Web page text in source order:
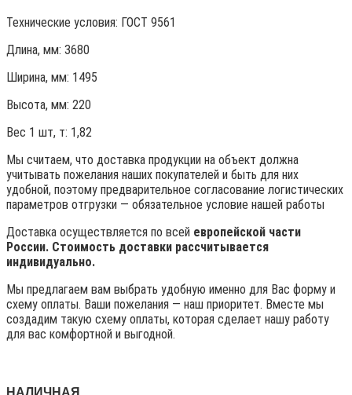
Технические условия: ГОСТ 9561
Длина, мм: 3680
Ширина, мм: 1495
Высота, мм: 220
Вес 1 шт, т: 1,82
Мы считаем, что доставка продукции на объект должна
учитывать пожелания наших покупателей и быть для них
удобной, поэтому предварительное согласование логистических
параметров отгрузки — обязательное условие нашей работы
Доставка осуществляется по всей европейской части
России. Стоимость доставки рассчитывается
индивидуально.
Мы предлагаем вам выбрать удобную именно для Вас форму и
схему оплаты. Ваши пожелания — наш приоритет. Вместе мы
создадим такую схему оплаты, которая сделает нашу работу
для вас комфортной и выгодной.